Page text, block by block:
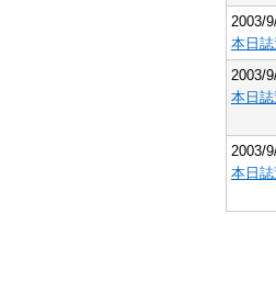
2003/
本日
2003/
本日
2003/
本日